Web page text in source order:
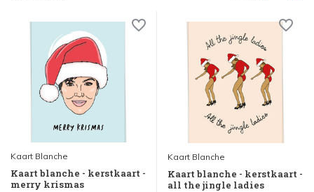
Kaart Blanche
Kaart blanche - kerstkaart -
merry krismas
Kaart Blanche
Kaart blanche - kerstkaart -
all the jingle ladies